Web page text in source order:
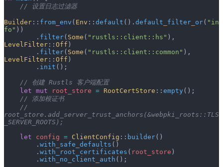
    // 设置日志过滤器
Builder :: from_env ( Env :: default (). default_filter_or( "in
fo" ))
        .
filter( Some ( "rustls::client::hs"
LevelFilter :: Off )
        .
filter( Some ( "rustls::client::common"
LevelFilter :: Off )
        .
init ();
    // 创建 Rustls 客户端配置
    let
mut root_store = RootCertStore :: empty ();
    // 添加根证书
root_store.add_server_trust_anchors(&webpki_roots::TLS
_SERVER_ROOTS);
    let
config = ClientConfig :: builder()
        .
with_safe_defaults ()
        .
with_root_certificates ( root_store )
        .
with_no_client_auth ();